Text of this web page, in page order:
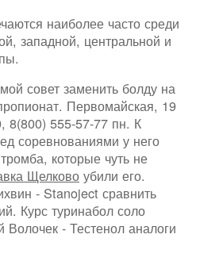
наиболее часто среди
западной, центральной и
совет заменить болду на
Первомайская, 19
8(800) 555-57-77 пн. К
соревнованиями у него
которые чуть не
Щелково убили его.
- Stanoject сравнить
Курс туринабол соло
- Тестенол аналоги